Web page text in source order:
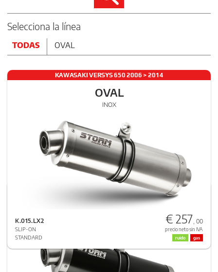
Selecciona la línea
TODAS OVAL
KAWASAKI VERSYS 650 2024 > 2024
OVAL
KAWASAKI VERSYS 650 2006 > 2014
OVAL
INOX
K.015.LX2
SLIP-ON
STANDARD
€ 257, 00
precio neto sin IVA
ruido gas